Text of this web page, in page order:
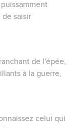
de saisir
de l'épée,
à la guerre,
celui qui